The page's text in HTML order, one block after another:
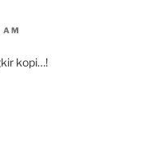
AM
kopi…!